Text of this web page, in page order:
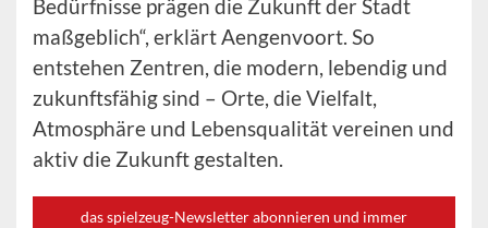
Bedürfnisse prägen die Zukunft der Stadt
maßgeblich“, erklärt Aengenvoort. So
entstehen Zentren, die modern, lebendig und
zukunftsfähig sind – Orte, die Vielfalt,
Atmosphäre und Lebensqualität vereinen und
aktiv die Zukunft gestalten.
das spielzeug-Newsletter abonnieren und immer